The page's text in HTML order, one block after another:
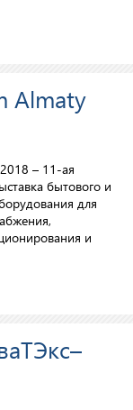
Almaty
– 11-ая
бытового и
для
и